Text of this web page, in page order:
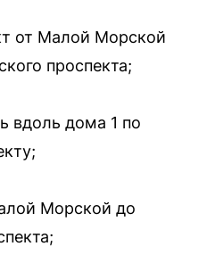
от Малой Морской
проспекта;
вдоль дома 1 по
Морской до